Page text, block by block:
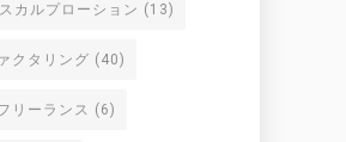
カルプローション (13)
クタリング (40)
リーランス (6)